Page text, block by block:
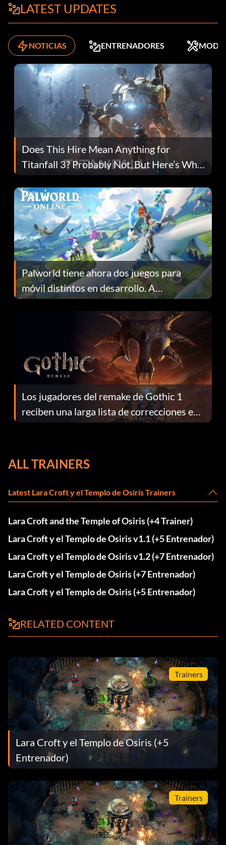
LATEST UPDATES
NOTICIAS ENTRENADORES MODS
Does This Hire Mean Anything for
Titanfall 3? Probably Not, But Here’s Why
Fans Are Hopeful
Palworld tiene ahora dos juegos para
móvil distintos en desarrollo. A
continuación te explicamos por qué.
Los jugadores del remake de Gothic 1
reciben una larga lista de correcciones en
el parche 1.0.4
ALL TRAINERS
Latest Lara Croft y el Templo de Osiris Trainers
Lara Croft and the Temple of Osiris (+4 Trainer)
Lara Croft y el Templo de Osiris v1.1 (+5 Entrenador)
Lara Croft y el Templo de Osiris v1.2 (+7 Entrenador)
Lara Croft y el Templo de Osiris (+7 Entrenador)
Lara Croft y el Templo de Osiris (+5 Entrenador)
RELATED CONTENT
Trainers
Lara Croft y el Templo de Osiris (+5
Entrenador)
Trainers